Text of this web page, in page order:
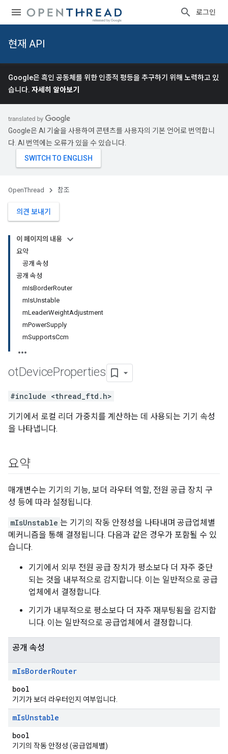
로그인
현재 API
Google은 흑인 공동체를 위한 인종적 평등을 추구하기 위해 노력하고 있
습니다. 자세히 알아보기
Google은 AI 기술을 사용하여 콘텐츠를 사용자의 기본 언어로 번역합니
다. AI 번역에는 오류가 있을 수 있습니다.
OpenThread 참조
의견 보내기
이 페이지의 내용
요약
공개 속성
공개 속성
mIsBorderRouter
mIsUnstable
mLeaderWeightAdjustment
mPowerSupply
mSupportsCcm
otDeviceProperties
#include <thread_ftd.h>
기기에서 로컬 리더 가중치를 계산하는 데 사용되는 기기 속성
을 나타냅니다.
요약
매개변수는 기기의 기능, 보더 라우터 역할, 전원 공급 장치 구
성 등에 따라 설정됩니다.
mIsUnstable 는 기기의 작동 안정성을 나타내며 공급업체별
메커니즘을 통해 결정됩니다. 다음과 같은 경우가 포함될 수 있
습니다.
기기에서 외부 전원 공급 장치가 평소보다 더 자주 중단
되는 것을 내부적으로 감지합니다. 이는 일반적으로 공급
업체에서 결정합니다.
기기가 내부적으로 평소보다 더 자주 재부팅됨을 감지합
니다. 이는 일반적으로 공급업체에서 결정합니다.
공개 속성
mIsBorderRouter
bool
기기가 보더 라우터인지 여부입니다.
mIsUnstable
bool
기기의 작동 안정성 (공급업체별)